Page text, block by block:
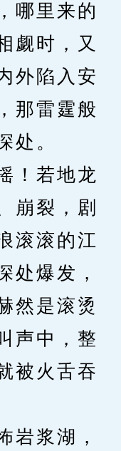
哪里来的
觑时，又
外陷入安
那雷霆般
处。
若地龙
崩裂，剧
滚滚的江
处爆发，
然是滚烫
声中，整
被火舌吞
浆湖，